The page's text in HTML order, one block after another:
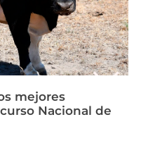
mejores
Nacional de